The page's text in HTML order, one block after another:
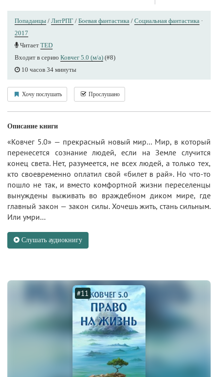
Попаданцы / ЛитРПГ / Боевая фантастика / Социальная фантастика ·
2017
Читает TED
Входит в серию Ковчег 5.0 (м/а) (#8)
10 часов 34 минуты
Хочу послушать Прослушано
Описание книги
«Ковчег 5.0» — прекрасный новый мир… Мир, в который
перенесется сознание людей, если на Земле случится
конец света. Нет, разумеется, не всех людей, а только тех,
кто своевременно оплатил свой «билет в рай». Но что-то
пошло не так, и вместо комфортной жизни переселенцы
вынуждены выживать во враждебном диком мире, где
главный закон — закон силы. Хочешь жить, стань сильным.
Или умри…
Слушать аудиокнигу
#11